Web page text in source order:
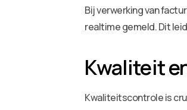
Bij verwerking van
realtime gemeld. Dit
Kwaliteit
Kwaliteitscontrole is